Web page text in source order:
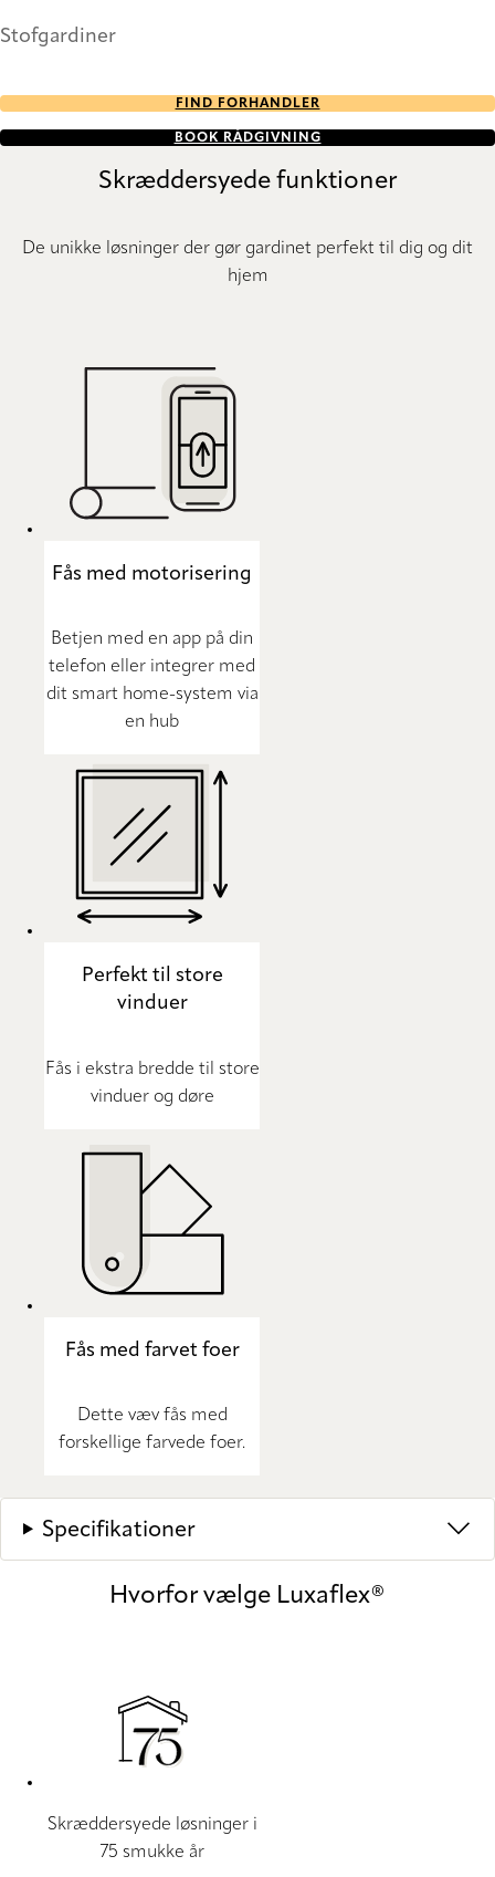
Stofgardiner
FIND FORHANDLER
BOOK RÅDGIVNING
Skræddersyede funktioner
De unikke løsninger der gør gardinet perfekt til dig og dit
hjem
Fås med motorisering
Betjen med en app på din
telefon eller integrer med
dit smart home-system via
en hub
Perfekt til store
vinduer
Fås i ekstra bredde til store
vinduer og døre
Fås med farvet foer
Dette væv fås med
forskellige farvede foer.
Specifikationer
Hvorfor vælge Luxaflex®
Skræddersyede løsninger i
75 smukke år